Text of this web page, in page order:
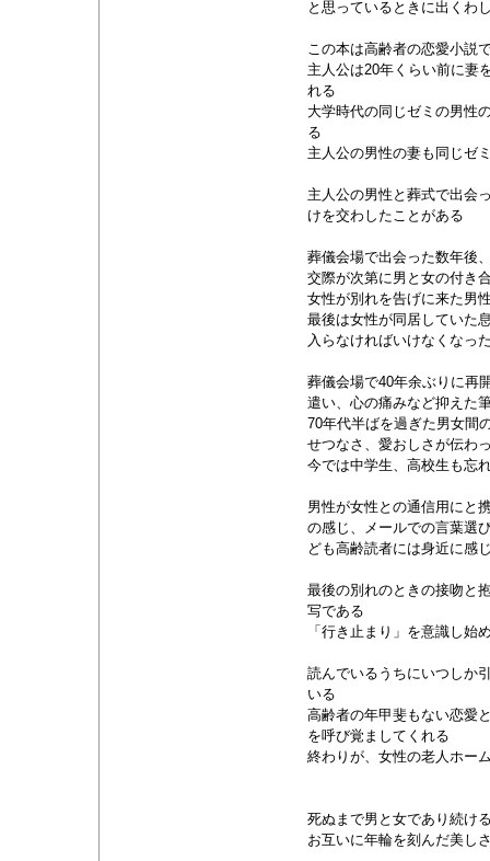
と思っているときに出くわ
この本は高齢者の恋愛小説
主人公は20年くらい前に妻
れる
大学時代の同じゼミの男性
る
主人公の男性の妻も同じゼ
主人公の男性と葬式で出会
けを交わしたことがある
葬儀会場で出会った数年後
交際が次第に男と女の付き
女性が別れを告げに来た男
最後は女性が同居していた
入らなければいけなくなっ
葬儀会場で40年余ぶりに再
遣い、心の痛みなど抑えた
70年代半ばを過ぎた男女間
せつなさ、愛おしさが伝わ
今では中学生、高校生も忘
男性が女性との通信用にと
の感じ、メールでの言葉選
ども高齢読者には身近に感
最後の別れのときの接吻と
写である
「行き止まり」を意識し始
読んでいるうちにいつしか
いる
高齢者の年甲斐もない恋愛
を呼び覚ましてくれる
終わりが、女性の老人ホー
死ぬまで男と女であり続け
お互いに年輪を刻んだ美し